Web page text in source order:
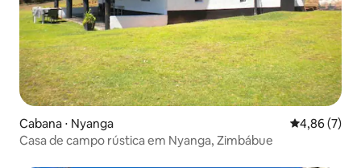
Cabana ⋅ Nyanga 4,86 de uma
4,86 (7)
Casa de campo rústica em Nyanga, Zimbábue